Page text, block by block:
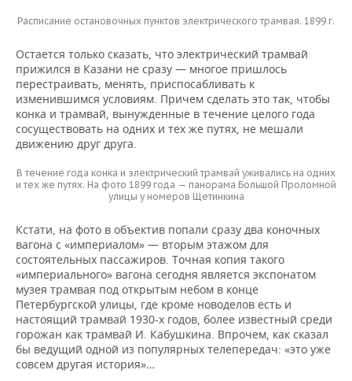
Расписание остановочных пунктов электрического трамвая. 1899 г.
Остается только сказать, что электрический трамвай
прижился в Казани не сразу — многое пришлось
перестраивать, менять, приспосабливать к
изменившимся условиям. Причем сделать это так, чтобы
конка и трамвай, вынужденные в течение целого года
сосуществовать на одних и тех же путях, не мешали
движению друг друга.
В течение года конка и электрический трамвай уживались на одних
и тех же путях. На фото 1899 года — панорама Большой Проломной
улицы у номеров Щетинкина
Кстати, на фото в объектив попали сразу два коночных
вагона с «империалом» — вторым этажом для
состоятельных пассажиров. Точная копия такого
«империального» вагона сегодня является экспонатом
музея трамвая под открытым небом в конце
Петербургской улицы, где кроме новоделов есть и
настоящий трамвай 1930-х годов, более известный среди
горожан как трамвай И. Кабушкина. Впрочем, как сказал
бы ведущий одной из популярных телепередач: «это уже
совсем другая история»…